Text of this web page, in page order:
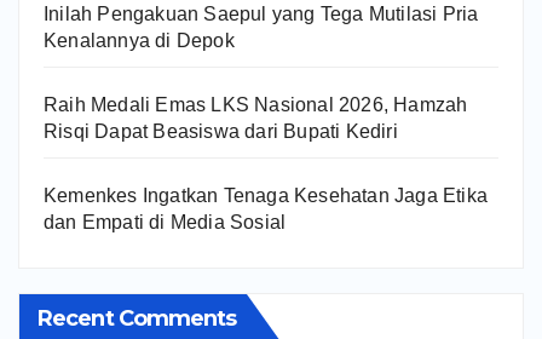
Inilah Pengakuan Saepul yang Tega Mutilasi Pria
Kenalannya di Depok
Raih Medali Emas LKS Nasional 2026, Hamzah
Risqi Dapat Beasiswa dari Bupati Kediri
Kemenkes Ingatkan Tenaga Kesehatan Jaga Etika
dan Empati di Media Sosial
Recent Comments